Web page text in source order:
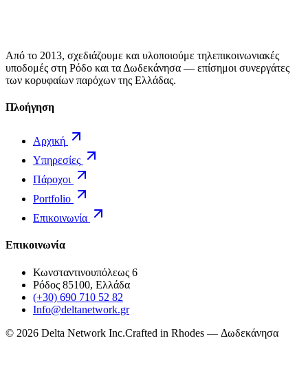
Από το 2013, σχεδιάζουμε και υλοποιούμε τηλεπικοινωνιακές
υποδομές στη Ρόδο και τα Δωδεκάνησα — επίσημοι συνεργάτες
των κορυφαίων παρόχων της Ελλάδας.
Πλοήγηση
Αρχική
Υπηρεσίες
Πάροχοι
Portfolio
Επικοινωνία
Επικοινωνία
Κωνσταντινουπόλεως 6
Ρόδος 85100, Ελλάδα
(+30) 690 710 52 82
Info@deltanetwork.gr
© 2026 Delta Network Inc.Crafted in Rhodes — Δωδεκάνησα